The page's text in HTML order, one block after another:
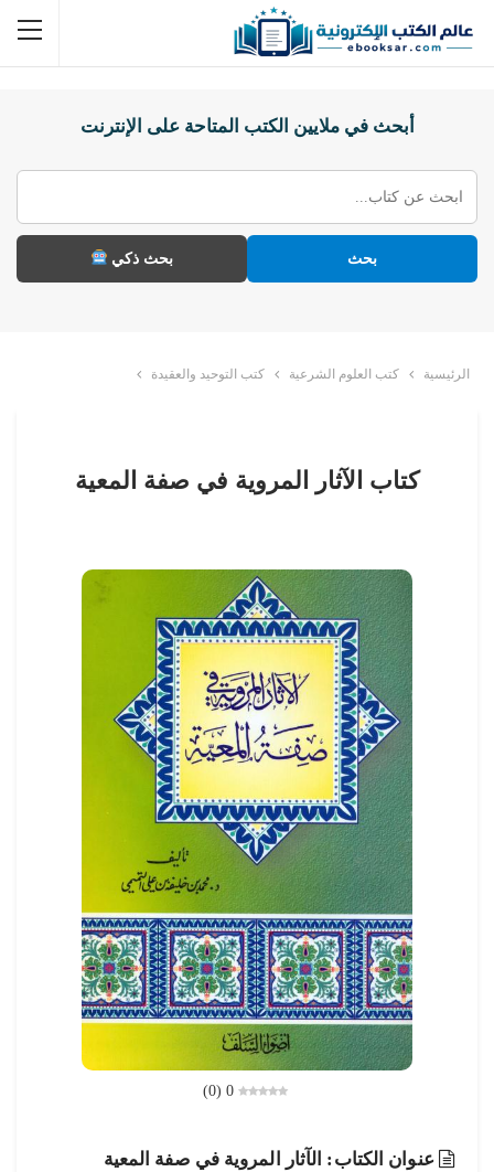
أبحث في ملايين الكتب المتاحة على الإنترنت
بحث بحث ذكي
الرئيسية كتب العلوم الشرعية كتب التوحيد والعقيدة
كتاب الآثار المروية في صفة المعية
0
(
0
)
عنوان الكتاب: الآثار المروية في صفة المعية